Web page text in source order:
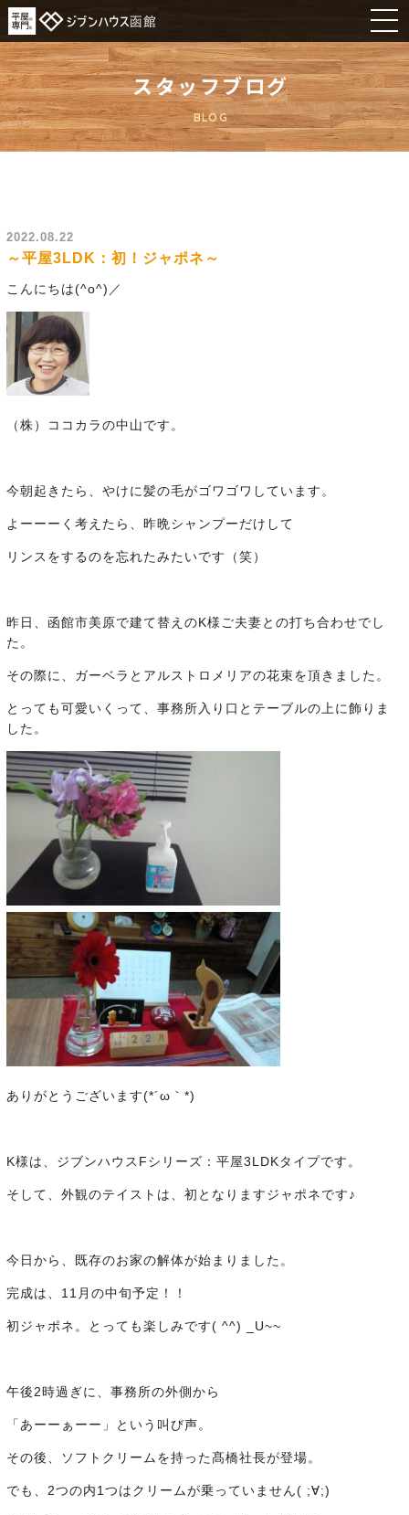
スタッフブログ
BLOG
2022.08.22
～平屋3LDK：初！ジャポネ～
こんにちは(^o^)／
（株）ココカラの中山です。
今朝起きたら、やけに髪の毛がゴワゴワしています。
よーーーく考えたら、昨晩シャンプーだけして
リンスをするのを忘れたみたいです（笑）
昨日、函館市美原で建て替えのK様ご夫妻との打ち合わせでし
た。
その際に、ガーベラとアルストロメリアの花束を頂きました。
とっても可愛いくって、事務所入り口とテーブルの上に飾りま
した。
ありがとうございます(*´ω｀*)
K様は、ジブンハウスFシリーズ：平屋3LDKタイプです。
そして、外観のテイストは、初となりますジャポネです♪
今日から、既存のお家の解体が始まりました。
完成は、11月の中旬予定！！
初ジャポネ。とっても楽しみです( ^^) _U~~
午後2時過ぎに、事務所の外側から
「あーーぁーー」という叫び声。
その後、ソフトクリームを持った髙橋社長が登場。
でも、2つの内1つはクリームが乗っていません( ;∀;)